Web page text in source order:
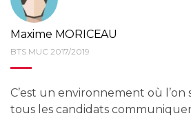
Maxime MORICEAU
BTS MUC 2017/2019
C’est un environnement où l’on
tous les candidats